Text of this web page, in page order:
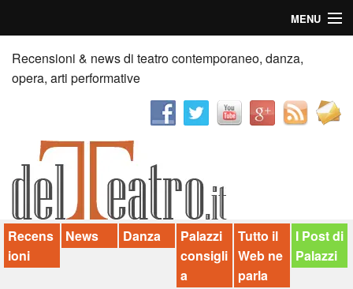
MENU
Home
Recensioni
News
Palazzi consiglia
Video
Chi siamo
Recensioni & news di teatro contemporaneo, danza,
opera, arti performative
Recens
ioni
News Danza
Palazzi
consigli
a
Tutto il
Web ne
parla
I Post di
Palazzi